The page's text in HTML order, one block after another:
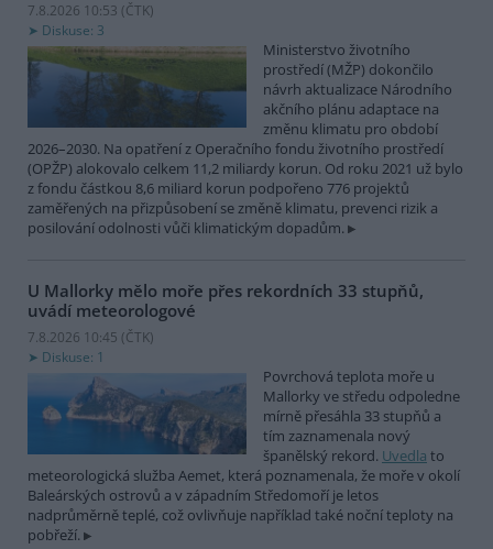
7.8.2026 10:53 (ČTK)
Diskuse: 3
Ministerstvo životního
prostředí (MŽP) dokončilo
návrh aktualizace Národního
akčního plánu adaptace na
změnu klimatu pro období
2026–2030. Na opatření z Operačního fondu životního prostředí
(OPŽP) alokovalo celkem 11,2 miliardy korun. Od roku 2021 už bylo
z fondu částkou 8,6 miliard korun podpořeno 776 projektů
zaměřených na přizpůsobení se změně klimatu, prevenci rizik a
posilování odolnosti vůči klimatickým dopadům.
U Mallorky mělo moře přes rekordních 33 stupňů,
uvádí meteorologové
7.8.2026 10:45 (ČTK)
Diskuse: 1
Povrchová teplota moře u
Mallorky ve středu odpoledne
mírně přesáhla 33 stupňů a
tím zaznamenala nový
španělský rekord. Uvedla to
meteorologická služba Aemet, která poznamenala, že moře v okolí
Baleárských ostrovů a v západním Středomoří je letos
nadprůměrně teplé, což ovlivňuje například také noční teploty na
pobřeží.